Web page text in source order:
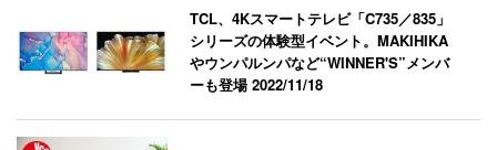
TCL、4Kスマートテレビ「C735／835」
シリーズの体験型イベント。MAKIHIKA
やウンパルンパなど“WINNER'S”メンバ
ーも登場2022/11/18